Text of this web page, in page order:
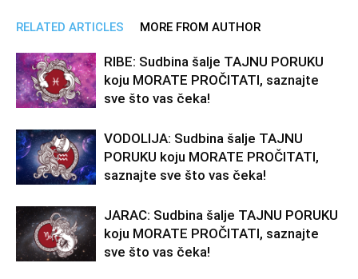
RELATED ARTICLES MORE FROM AUTHOR
RIBE: Sudbina šalje TAJNU PORUKU
koju MORATE PROČITATI, saznajte
sve što vas čeka!
VODOLIJA: Sudbina šalje TAJNU
PORUKU koju MORATE PROČITATI,
saznajte sve što vas čeka!
JARAC: Sudbina šalje TAJNU PORUKU
koju MORATE PROČITATI, saznajte
sve što vas čeka!